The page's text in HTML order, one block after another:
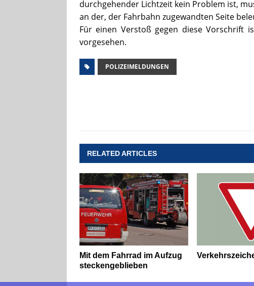
durchgehender Lichtzeit kein Problem ist,
an der, der Fahrbahn zugewandten Seite
Für einen Verstoß gegen diese Vorschrift
vorgesehen.
POLIZEIMELDUNGEN
RELATED ARTICLES
Mit dem Fahrrad im Aufzug
steckengeblieben